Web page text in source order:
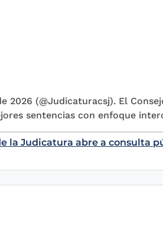
2026 (@Judicaturacsj). El
sentencias con enfoque
la Judicatura abre a consulta